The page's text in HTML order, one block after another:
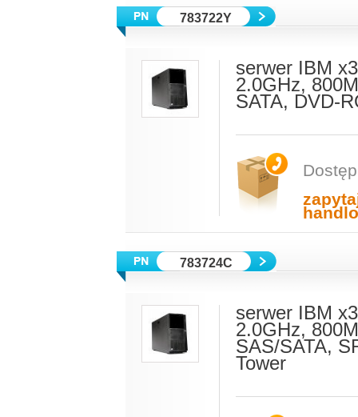
783722Y
serwer IBM
2.0GHz,
SATA, DVD-
783724C
serwer IBM
2.0GHz,
SAS/SATA,
Tower